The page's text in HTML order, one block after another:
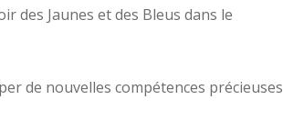
des Jaunes et des Bleus dans le
de nouvelles compétences précieuses